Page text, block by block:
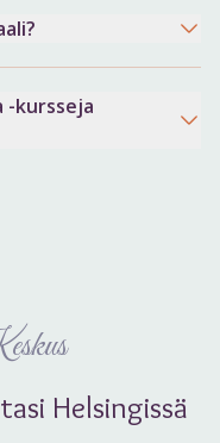
kursseja
Helsingissä